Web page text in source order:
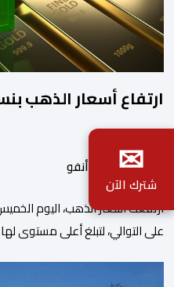
ارتفاع أسعار الذهب بنسبة 1 في
بواسطة أحداث.أنفو
على التوالي، لتبلغ أعلى مستوى
✉
شترك الآن